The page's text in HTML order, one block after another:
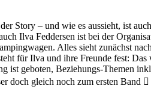
Story – und wie es aussieht, ist
Ilva Feddersen ist bei der
Alles sieht zunächst
für Ilva und ihre Freunde fest:
ist geboten, Beziehungs-Themen
doch gleich noch zum ersten